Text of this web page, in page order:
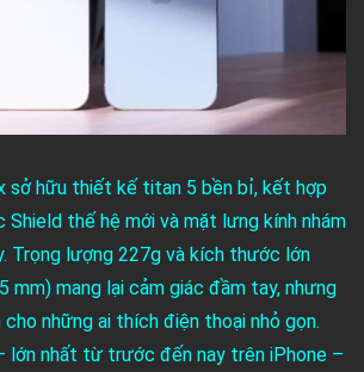
sở hữu thiết kế titan 5 bền bỉ, kết hợp
thế hệ mới và mặt lưng kính nhám
Trọng lượng 227g và kích thước lớn
mm) mang lại cảm giác đầm tay, nhưng
những ai thích điện thoại nhỏ gọn.
lớn nhất từ trước đến nay trên iPhone –